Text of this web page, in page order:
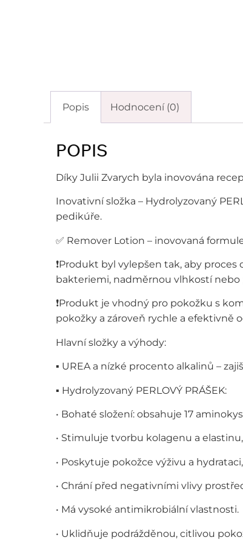
Popis Hodnocení (0)
POPIS
Díky Julii Zvarych byla inovována
Inovativní složka – Hydrolyzovaný
pedikúře.
✅ Remover Lotion – inovovaná
❗️Produkt byl vylepšen tak, aby
bakteriemi, nadměrnou vlhkostí
❗️Produkt je vhodný pro pokožku s
pokožky a zároveň rychle a efektivně
Hlavní složky a výhody:
▪️ UREA a nízké procento alkalinů –
▪️ Hydrolyzovaný PERLOVÝ PRÁŠEK:
• Bohaté složení: obsahuje 17
• Stimuluje tvorbu kolagenu a
• Poskytuje pokožce výživu a
• Chrání před negativními vlivy
• Má vysoké antimikrobiální vlastnosti.
• Uklidňuje podrážděnou, citlivou